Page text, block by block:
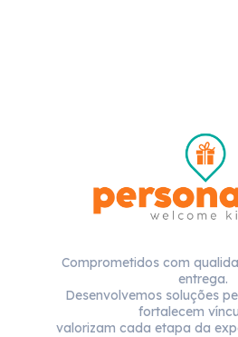
Comprometidos com
entrega.
Desenvolvemos soluções
fortalecem
valorizam cada etapa da